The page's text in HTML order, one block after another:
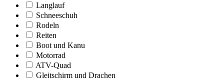
Langlauf
Schneeschuh
Rodeln
Reiten
Boot und Kanu
Motorrad
ATV-Quad
Gleitschirm und Drachen